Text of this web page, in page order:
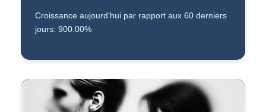
Croissance aujourd'hui par rapport aux 60 derniers
jours: 900.00%